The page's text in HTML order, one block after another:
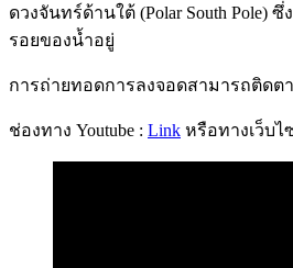
ดวงจันทร์ด้านใต้ (Polar South Pole)
รอยของน้ำอยู่
การถ่ายทอดการลงจอดสามารถติดต
ช่องทาง Youtube : Link หรือทางเว็บ